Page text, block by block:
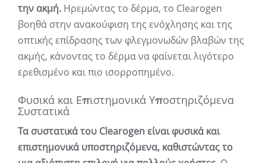
την ακμή. Ηρεμώντας το δέρμα, το Clearogen
βοηθά στην ανακούφιση της ενόχλησης και της
οπτικής επίδρασης των φλεγμονωδών βλαβών της
ακμής, κάνοντας το δέρμα να φαίνεται λιγότερο
ερεθισμένο και πιο ισορροπημένο.
Φυσικά και Επιστημονικά Υποστηριζόμενα
Συστατικά
Τα συστατικά του Clearogen είναι φυσικά και
επιστημονικά υποστηριζόμενα, καθιστώντας το